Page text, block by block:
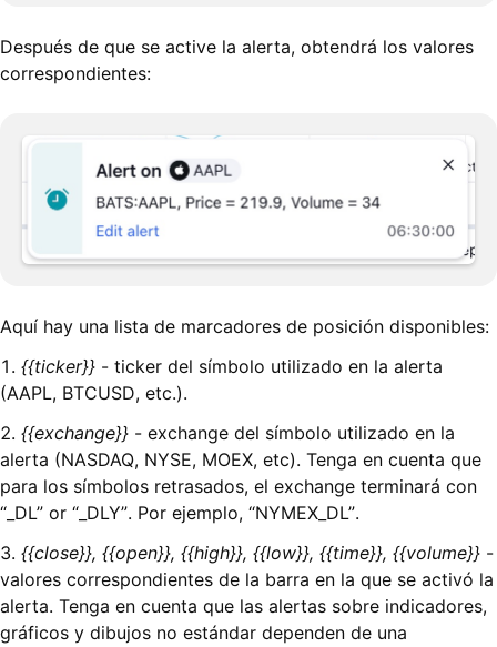
Después de que se active la alerta, obtendrá los valores
correspondientes:
Aquí hay una lista de marcadores de posición disponibles:
1. {{ticker}} - ticker del símbolo utilizado en la alerta
(AAPL, BTCUSD, etc.).
2. {{exchange}} - exchange del símbolo utilizado en la
alerta (NASDAQ, NYSE, MOEX, etc). Tenga en cuenta que
para los símbolos retrasados, el exchange terminará con
“_DL” or “_DLY”. Por ejemplo, “NYMEX_DL”.
3. {{close}}, {{open}}, {{high}}, {{low}}, {{time}}, {{volume}} -
valores correspondientes de la barra en la que se activó la
alerta. Tenga en cuenta que las alertas sobre indicadores,
gráficos y dibujos no estándar dependen de una